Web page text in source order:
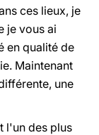
ces lieux, je
je vous ai
en qualité de
Maintenant
une
l'un des plus